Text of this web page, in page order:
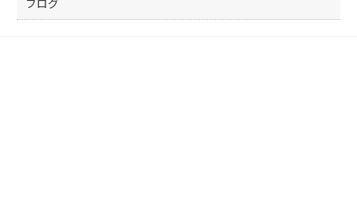
ブログ